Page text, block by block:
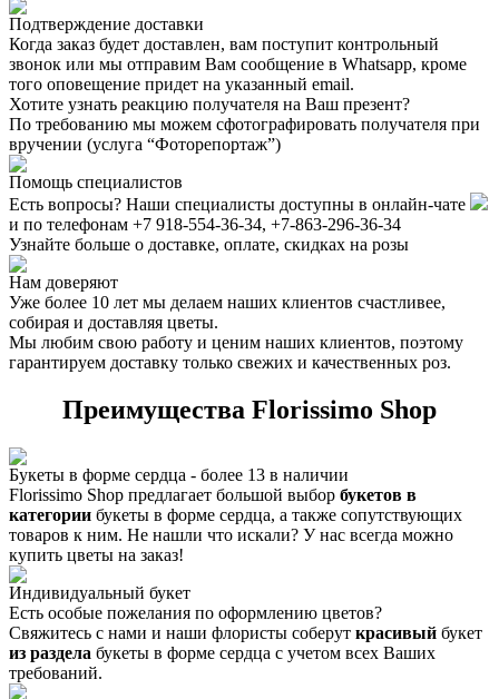
Подтверждение доставки
Когда заказ будет доставлен, вам поступит контрольный
звонок или мы отправим Вам сообщение в Whatsapp, кроме
того оповещение придет на указанный email.
Хотите узнать реакцию получателя на Ваш презент?
По требованию мы можем сфотографировать получателя при
вручении (услуга “Фоторепортаж”)
Помощь специалистов
Есть вопросы? Наши специалисты доступны в онлайн-чате
и по телефонам +7 918-554-36-34, +7-863-296-36-34
Узнайте больше о доставке, оплате, скидках на розы
Нам доверяют
Уже более 10 лет мы делаем наших клиентов счастливее,
собирая и доставляя цветы.
Мы любим свою работу и ценим наших клиентов, поэтому
гарантируем доставку только свежих и качественных роз.
Преимущества Florissimo Shop
Букеты в форме сердца - более 13 в наличии
Florissimo Shop предлагает большой выбор букетов в
категории букеты в форме сердца, а также сопутствующих
товаров к ним. Не нашли что искали? У нас всегда можно
купить цветы на заказ!
Индивидуальный букет
Есть особые пожелания по оформлению цветов?
Свяжитесь с нами и наши флористы соберут красивый букет
из раздела букеты в форме сердца с учетом всех Ваших
требований.